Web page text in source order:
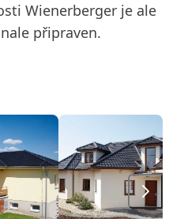
Wienerberger je ale
připraven.